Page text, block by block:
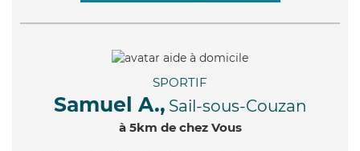
SPORTIF
Samuel A., Sail-sous-Couzan
à 5km de chez Vous